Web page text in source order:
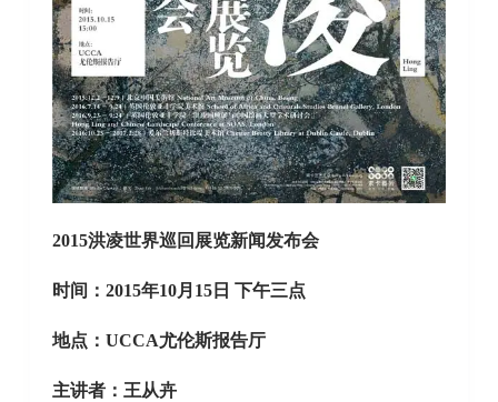
2015洪凌世界巡回展览新闻发布会
时间：2015年10月15日 下午三点
地点：UCCA尤伦斯报告厅
主讲者：王从卉